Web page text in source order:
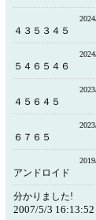
４３５３４５
５４６５４６
４５６４５
６７６５
アンドロイド
分かりました!
2007/5/3 16:13:52